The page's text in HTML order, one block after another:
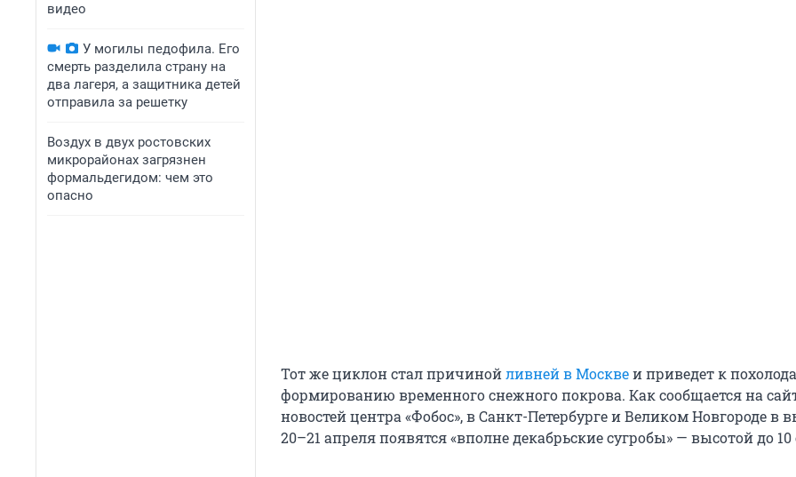
видео
У могилы педофила. Его
смерть разделила страну на
два лагеря, а защитника детей
отправила за решетку
Воздух в двух ростовских
микрорайонах загрязнен
формальдегидом: чем это
опасно
Тот же циклон стал причинойливней в Москвеи приведет к
формированию временного снежного покрова. Как сообщается на
новостей центра «Фобос», в Санкт-Петербурге и Великом Новгороде в
20–21 апреля появятся «вполне декабрьские сугробы» — высотой до 10